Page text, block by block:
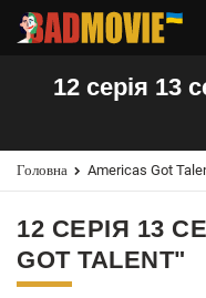
12 серія 13
Головна Americas Got
12 СЕРІЯ 13
GOT TALENT"